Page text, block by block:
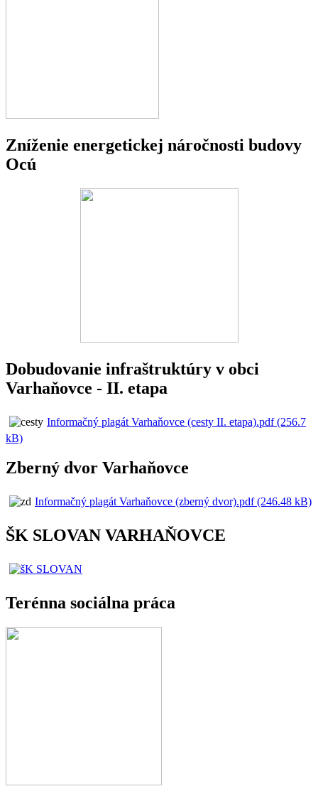
Zníženie energetickej náročnosti budovy
Ocú
Dobudovanie infraštruktúry v obci
Varhaňovce - II. etapa
Informačný plagát Varhaňovce (cesty II. etapa).pdf (256.7
kB)
Zberný dvor Varhaňovce
Informačný plagát Varhaňovce (zberný dvor).pdf (246.48 kB)
ŠK SLOVAN VARHAŇOVCE
Terénna sociálna práca